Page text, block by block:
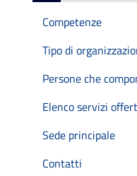
Competenze
Tipo di
Persone che
Elenco servizi
Sede principale
Contatti